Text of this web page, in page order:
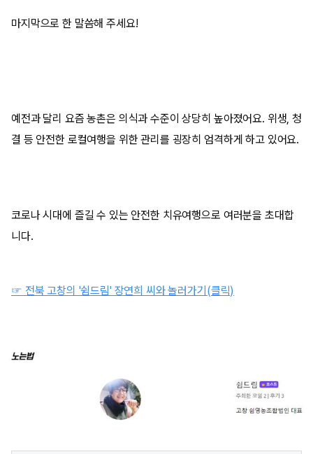
마지막으로 한 말씀해 주세요!
예전과 달리 요즘 농촌은 의식과 수준이 상당히 높아졌어요. 위생 ,청
결 등 안전한 로컬여행을 위한 관리를 굉장히 엄격하게 하고 있어요.
코로나 시대에 즐길 수 있는 안전한 치유여행으로 여러분을 초대합
니다.
☞ 전북 고창의 '쉼드림' 장연희 씨와 놀러가기(클릭)